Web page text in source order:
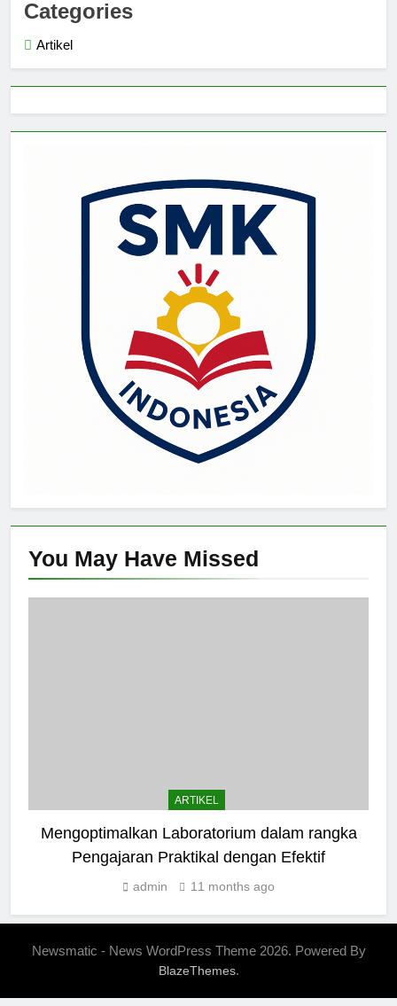
Categories
Artikel
You May Have Missed
ARTIKEL
Mengoptimalkan Laboratorium dalam rangka
Pengajaran Praktikal dengan Efektif
admin 11 months ago
Newsmatic - News WordPress Theme 2026. Powered By
BlazeThemes.